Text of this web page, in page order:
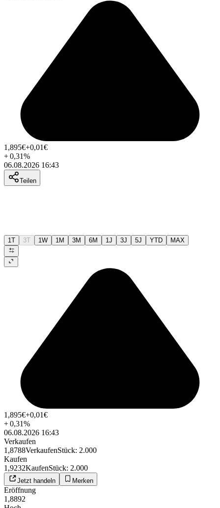
1,895€+0,01€
+0,31%
06.08.2026 16:43
Teilen
1T 3T 1W 1M 3M 6M 1J 3J 5J YTD MAX
1,895€+0,01€
+0,31%
06.08.2026 16:43
Verkaufen
1,8788VerkaufenStück: 2.000
Kaufen
1,9232KaufenStück: 2.000
Jetzt handeln Merken
Eröffnung
1,8892